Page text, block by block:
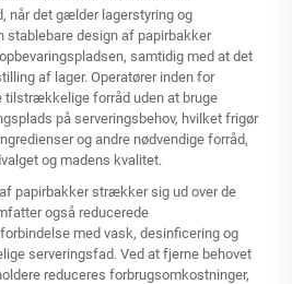
når det gælder lagerstyring og
stablebare design af papirbakker
samtidig med at det
af lager. Operatører inden for
tilstrækkelige forråd uden at bruge
på serveringsbehov, hvilket frigør
og andre nødvendige forråd,
og madens kvalitet.
papirbakker strækker sig ud over de
også reducerede
med vask, desinficering og
serveringsfad. Ved at fjerne behovet
reduceres forbrugsomkostninger,